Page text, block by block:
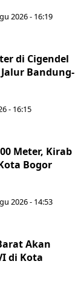
2026 - 16:19
di Cigendel
Bandung-
- 16:15
Meter, Kirab
Bogor
2026 - 14:53
Akan
di Kota